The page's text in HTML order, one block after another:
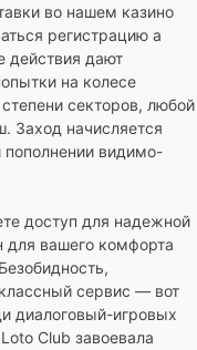
во нашем казино
регистрацию а
действия дают
на колесе
секторов, любой
Заход начисляется
видимо-
доступ для надежной
вашего комфорта
сервис — вот
диалоговый-игровых
Club завоевала